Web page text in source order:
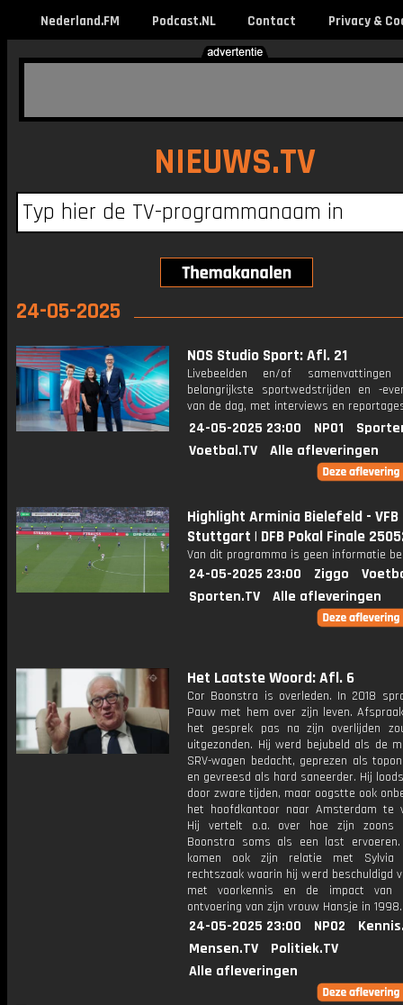
Nederland.FM Podcast.NL Contact Privacy &
NIEUWS.TV
24-05-2025
NOS Studio Sport: Afl. 21
Livebeelden en/of
belangrijkste sportwedstrijden en -
van de dag, met interviews en
24-05-2025 23:00 NPO1
Voetbal.TV
Alle afleveringen
Highlight Arminia Bielefeld - VFB
Stuttgart | DFB Pokal Finale
Van dit programma is geen informatie
24-05-2025 23:00 Ziggo
Sporten.TV
Alle afleveringen
Het Laatste Woord: Afl. 6
Cor Boonstra is overleden. In 2018
Pauw met hem over zijn leven.
het gesprek pas na zijn overlijden
uitgezonden. Hij werd bejubeld als de
SRV-wagen bedacht, geprezen als
en gevreesd als hard saneerder. Hij
door zware tijden, maar oogstte ook
het hoofdkantoor naar Amsterdam te
Hij vertelt o.a. over hoe zijn zoons
Boonstra soms als een last
komen ook zijn relatie met Sylvia
rechtszaak waarin hij werd beschuldigd
met voorkennis en de impact van
ontvoering van zijn vrouw Hansje in 1998.
24-05-2025 23:00 NPO2
Mensen.TV
Politiek.TV
Alle afleveringen